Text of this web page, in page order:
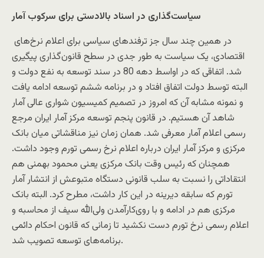
سیاست‌گذاری در اسناد بالادستی برای سرکوب آمار
اقتصادی، یک سیاست به طور جدی در سطح قانون‌گذاری پیگیری
شد. اتفاقی که در اواسط دهه 80 در سند توسعه به نفع دولت و
البته توسط دولت اتفاق افتاد و در برنامه ششم توسعه ادامه یافت
و نمونه مشابه آن که امروز در تصمیم کمیسیون شواری عالی آمار
شاهد آن هستیم. در قانون پنجم توسعه مرکز آمار ایران مرجع
رسمی اعلام آمار معرفی شد. همان زمان نیز مناقشاتی میان بانک
مرکزی و مرکز آمار ایران درباره اعلام نرخ رسمی تورم وجود داشت.
همچنان که رئیس وقت بانک مرکزی یعنی محمود بهمنی هم
انتقاداتی را نسبت به سلب قانونی دستگاه متبوعش از انتشار آمار
تورم که سابقه دیرینه در این کار داشت، مطرح کرد. البته بانک
مرکزی هم در ادامه و با روی‌کارآمدن ولی‌الله سیف از محاسبه و
اعلام رسمی نرخ تورم دست نکشید تا زمانی که قانون احکام دائمی
برنامه‌های توسعه تصویب شد.